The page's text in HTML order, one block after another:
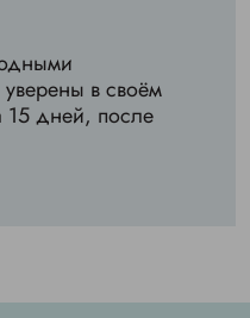
уверены в своём
15 дней, после